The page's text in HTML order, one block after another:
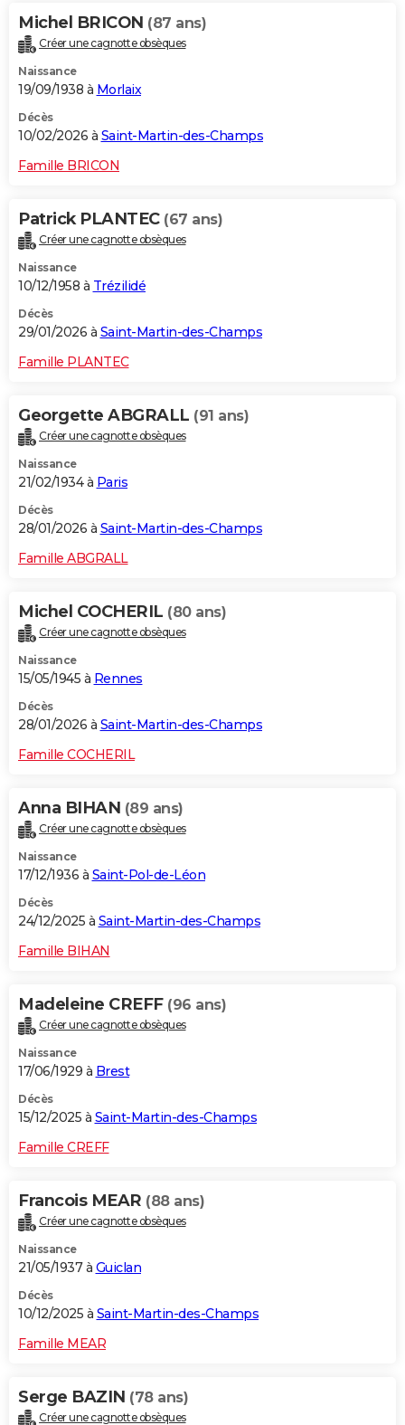
Michel BRICON (87 ans)
Créer une cagnotte obsèques
Naissance
19/09/1938 à Morlaix
Décès
10/02/2026 à Saint-Martin-des-Champs
Famille BRICON
Patrick PLANTEC (67 ans)
Créer une cagnotte obsèques
Naissance
10/12/1958 à Trézilidé
Décès
29/01/2026 à Saint-Martin-des-Champs
Famille PLANTEC
Georgette ABGRALL (91 ans)
Créer une cagnotte obsèques
Naissance
21/02/1934 à Paris
Décès
28/01/2026 à Saint-Martin-des-Champs
Famille ABGRALL
Michel COCHERIL (80 ans)
Créer une cagnotte obsèques
Naissance
15/05/1945 à Rennes
Décès
28/01/2026 à Saint-Martin-des-Champs
Famille COCHERIL
Anna BIHAN (89 ans)
Créer une cagnotte obsèques
Naissance
17/12/1936 à Saint-Pol-de-Léon
Décès
24/12/2025 à Saint-Martin-des-Champs
Famille BIHAN
Madeleine CREFF (96 ans)
Créer une cagnotte obsèques
Naissance
17/06/1929 à Brest
Décès
15/12/2025 à Saint-Martin-des-Champs
Famille CREFF
Francois MEAR (88 ans)
Créer une cagnotte obsèques
Naissance
21/05/1937 à Guiclan
Décès
10/12/2025 à Saint-Martin-des-Champs
Famille MEAR
Serge BAZIN (78 ans)
Créer une cagnotte obsèques